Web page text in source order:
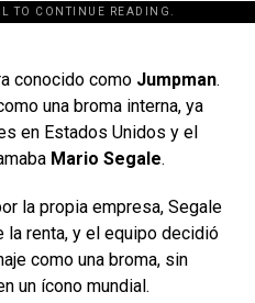
TO CONTINUE READING.
conocido como Jumpman.
una broma interna, ya
en Estados Unidos y el
Mario Segale.
la propia empresa, Segale
la renta, y el equipo decidió
como una broma, sin
un ícono mundial.